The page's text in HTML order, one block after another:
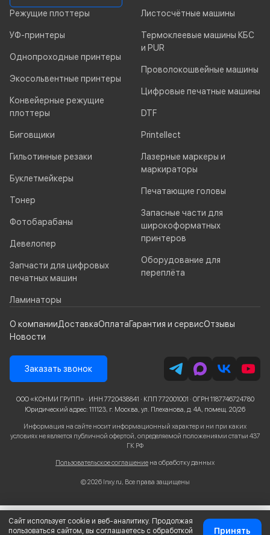
Режущие плоттеры
УФ-принтеры
Однопроходные принтеры
Экосольвентные принтеры
Конвейерные режущие
плоттеры
Биговщики
Гильотинные резаки
Буклетмейкеры
Тонер
Фотобарабаны
Девелопер
Запчасти для цифровых
печатных машин
Ламинаторы
Листосчётные машины
Термоклеевые машины КБС
и PUR
Проволокошвейные машины
Цифровые печатные машины
DTF
Printellect
Лазерные маркеры и
маркираторы
Печатающие головы
Запасные части для
широкоформатных
принтеров
Оборудование для
переплёта
О компанииДоставкаОплатаГарантия и сервисОтзывы
Новости
Заказать звонок
ООО «КОНМИ ГРУПП» · ИНН 7720438841 · КПП 772001001 · ОГРН 1187746724780
Юридический адрес: 111123, г. Москва, ул. Плеханова, д. 4А, помещ. 20/26
Информация на сайте носит информационный характер и ни при каких
условиях не является публичной офертой, определяемой положениями статьи 437
ГК РФ
Пользовательское соглашение на обработку данных
© 2026 Inxy.ru, Все права защищены
Сайт использует cookie и веб-аналитику. Продолжая
пользоваться сайтом, вы соглашаетесь с обработкой
Принять